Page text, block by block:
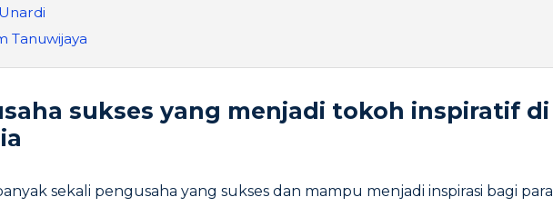
Tanuwijaya
sukses yang menjadi tokoh inspiratif di
sekali pengusaha yang sukses dan mampu menjadi inspirasi bagi para